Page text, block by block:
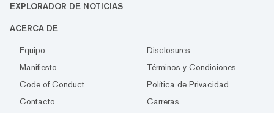
EXPLORADOR DE NOTICIAS
ACERCA DE
Equipo
Disclosures
Manifiesto
Términos y Condiciones
Code of Conduct
Política de Privacidad
Contacto
Carreras